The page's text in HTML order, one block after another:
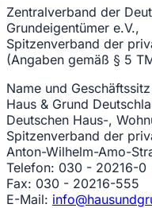
Zentralverband der
Grundeigentümer e.V.,
Spitzenverband der
(Angaben gemäß § 5
Name und Geschäftssitz
Haus & Grund
Deutschen Haus-,
Spitzenverband der
Anton-Wilhelm-Amo-
Telefon: 030 - 20216-0
Fax: 030 - 20216-555
E-Mail: